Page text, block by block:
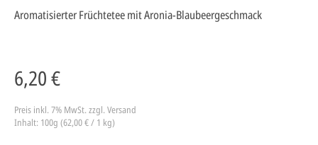
Aromatisierter Früchtetee mit Aronia-Blaubeergeschmack
6,20 €
Preis inkl. 7% MwSt. zzgl. Versand
Inhalt: 100g (62,00 € / 1 kg)